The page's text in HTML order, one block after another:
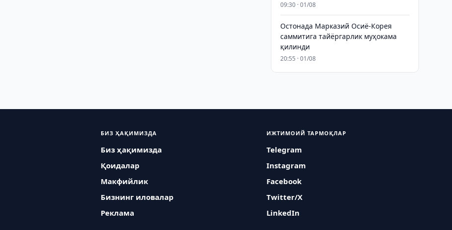
09:30 · 01/08
Остонада Марказий Осиё-Корея
саммитига тайёргарлик муҳокама
қилинди
20:55 · 01/08
БИЗ ҲАҚИМИЗДА
Биз ҳақимизда
Қоидалар
Макфийлик
Бизнинг иловалар
Реклама
ИЖТИМОИЙ ТАРМОҚЛАР
Telegram
Instagram
Facebook
Twitter/X
LinkedIn